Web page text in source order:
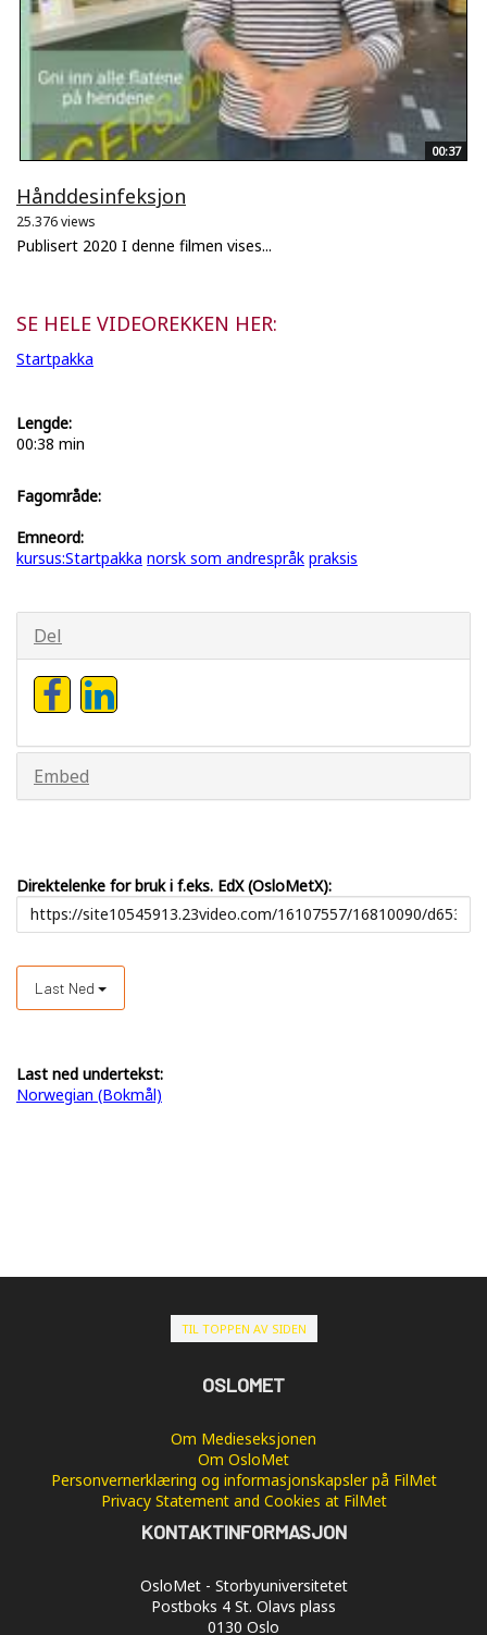
00:37
Hånddesinfeksjon
25.376 views
Publisert 2020 I denne filmen vises...
SE HELE VIDEOREKKEN HER:
Startpakka
Lengde:
00:38 min
Fagområde:
Emneord:
kursus:Startpakka norsk som andrespråk praksis
Del
Embed
Direktelenke for bruk i f.eks. EdX (OsloMetX):
Last Ned
Last ned undertekst:
Norwegian (Bokmål)
TIL TOPPEN AV SIDEN
OSLOMET
Om Medieseksjonen
Om OsloMet
Personvernerklæring og informasjonskapsler på FilMet
Privacy Statement and Cookies at FilMet
KONTAKTINFORMASJON
OsloMet - Storbyuniversitetet
Postboks 4 St. Olavs plass
0130 Oslo